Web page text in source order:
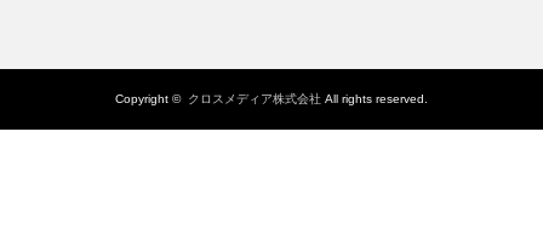
Copyright © クロスメディア株式会社 All rights reserved.